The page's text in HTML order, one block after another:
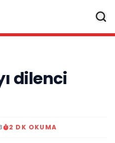
dilenci
2 DK OKUMA